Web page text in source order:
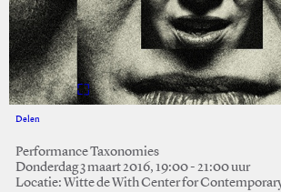
Delen
Performance Taxonomies
Donderdag 3 maart 2016, 19:00 - 21:00 uur
Locatie: Witte de With Center for